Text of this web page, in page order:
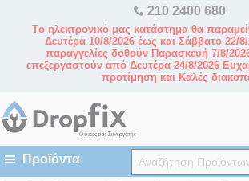
210 2400 680
Tο ηλεκτρονικό μας κατάστημα θα
Δευτέρα 10/8/2026 έως και Σάββατο 22/
παραγγελίες δοθούν Παρασκευή 7/8/
επεξεργαστούν από Δευτέρα 24/8/2026
προτίμηση και Καλές